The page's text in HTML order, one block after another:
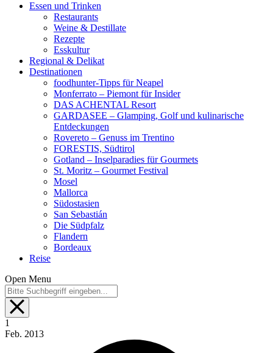
Essen und Trinken
Restaurants
Weine & Destillate
Rezepte
Esskultur
Regional & Delikat
Destinationen
foodhunter-Tipps für Neapel
Monferrato – Piemont für Insider
DAS ACHENTAL Resort
GARDASEE – Glamping, Golf und kulinarische
Entdeckungen
Rovereto – Genuss im Trentino
FORESTIS, Südtirol
Gotland – Inselparadies für Gourmets
St. Moritz – Gourmet Festival
Mosel
Mallorca
Südostasien
San Sebastián
Die Südpfalz
Flandern
Bordeaux
Reise
Open Menu
1
Feb. 2013